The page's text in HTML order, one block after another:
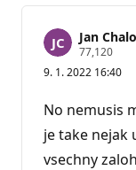
Jan
77,120R
p
t
a
č
n
í
9. 1. 2022 16:40
No nemusis
je take nejak
vsechny